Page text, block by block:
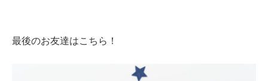
最後のお友達はこちら！